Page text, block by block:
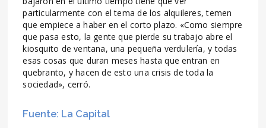
particularmente con el tema de los alquileres, temen
que empiece a haber en el corto plazo. «Como siempre
que pasa esto, la gente que pierde su trabajo abre el
kiosquito de ventana, una pequeña verdulería, y todas
esas cosas que duran meses hasta que entran en
quebranto, y hacen de esto una crisis de toda la
sociedad», cerró.
Fuente: La Capital